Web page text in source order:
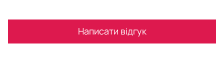
Написати відгук